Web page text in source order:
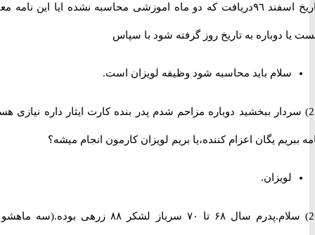
تاریخ اسفند ٩٦دریافت که دو ماه اموزشی محاسبه نشده ایا این نامه معتبر
دوباره به تاریخ روز گرفته شود با سپاس
سلام باید محاسبه شود وظیفه لویزان است.
سردار ببخشید دوباره مزاحم شدم پدر بنده کارت ایثار داره نیازی هست
یگان اعزام کننده،یا بریم لویزان کارمون انجام میشه؟
لویزان.
26) سلام.پدرم سال ۶۸ تا ۷۰ سرباز لشکر ۸۸ زرهی بوده.(سه ماهشو تو